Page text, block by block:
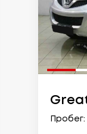
Пробег: